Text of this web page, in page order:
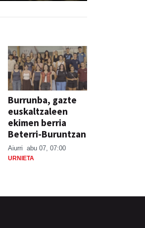
Burrunba, gazte
euskaltzaleen
ekimen berria
Beterri-Buruntzan
Aiurri abu 07, 07:00
URNIETA